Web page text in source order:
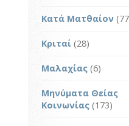
Κατά Ματθαίον
Κριταί (28)
Μαλαχίας (6)
Μηνύματα Θείας
Κοινωνίας (173)